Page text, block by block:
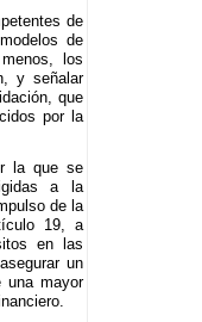
de
de
los
y señalar
que
por la
la que se
a la
de la
19, a
en las
un
una mayor